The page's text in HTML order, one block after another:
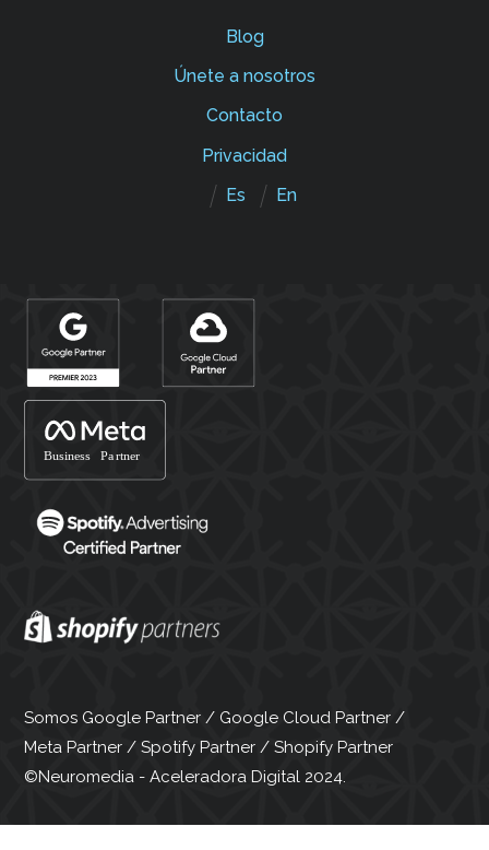
Blog
Únete a nosotros
Contacto
Privacidad
Es
En
Somos Google Partner / Google Cloud Partner /
Meta Partner / Spotify Partner / Shopify Partner
©Neuromedia - Aceleradora Digital 2024.